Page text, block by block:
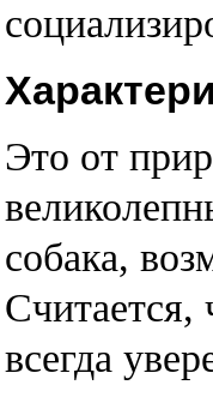
Это от
собака,
Считается,
всегда